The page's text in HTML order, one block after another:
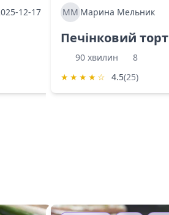
12-17 МММарина Мельник
Печінковий торт
90 хвилин
8
★ ★ ★ ★ ☆ 4.5(25)